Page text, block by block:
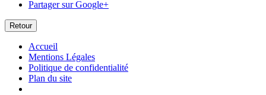
Partager sur Google+
Retour
Accueil
Mentions Légales
Politique de confidentialité
Plan du site